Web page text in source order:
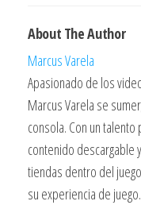
About The Author
Marcus Varela
Apasionado de los
Marcus Varela se
consola. Con un
contenido descargable
tiendas dentro del
su experiencia de